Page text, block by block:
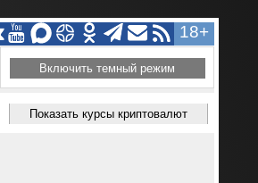
18+
Включить темный режим
Показать курсы криптовалют